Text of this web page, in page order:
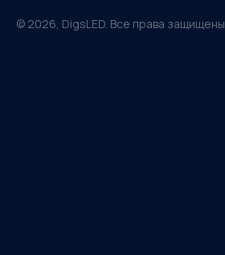
© 2026, DigsLED. Все права защищены